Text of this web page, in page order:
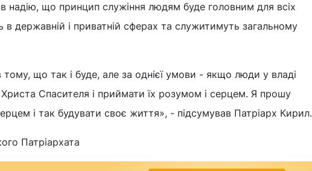
надію, що принцип служіння людям буде головним для всіх
в державній і приватній сферах та служитимуть загальному
що так і буде, але за однієї умови - якщо люди у владі
Спасителя і приймати їх розумом і серцем. Я прошу
і так будувати своє життя», - підсумував Патріарх Кирил.
Патріархата